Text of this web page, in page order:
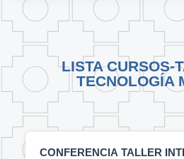
LISTA CURSOS-
TECNOLOGÍA
CONFERENCIA TALLER